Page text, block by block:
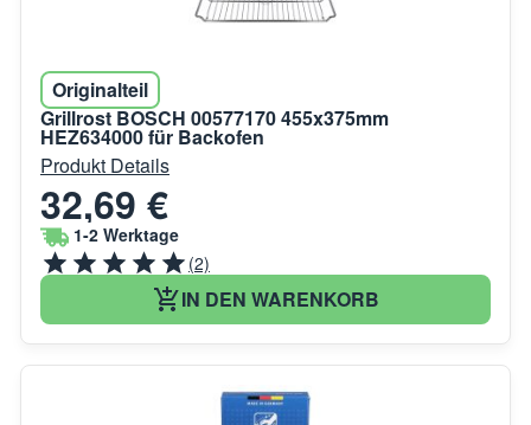
Originalteil
Grillrost BOSCH 00577170 455x375mm
HEZ634000 für Backofen
Produkt Details
32,69 €
1-2 Werktage
(2)
IN DEN WARENKORB